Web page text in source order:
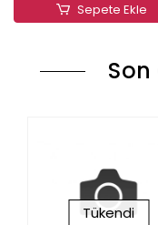
Sepete Ekle
Tükendi